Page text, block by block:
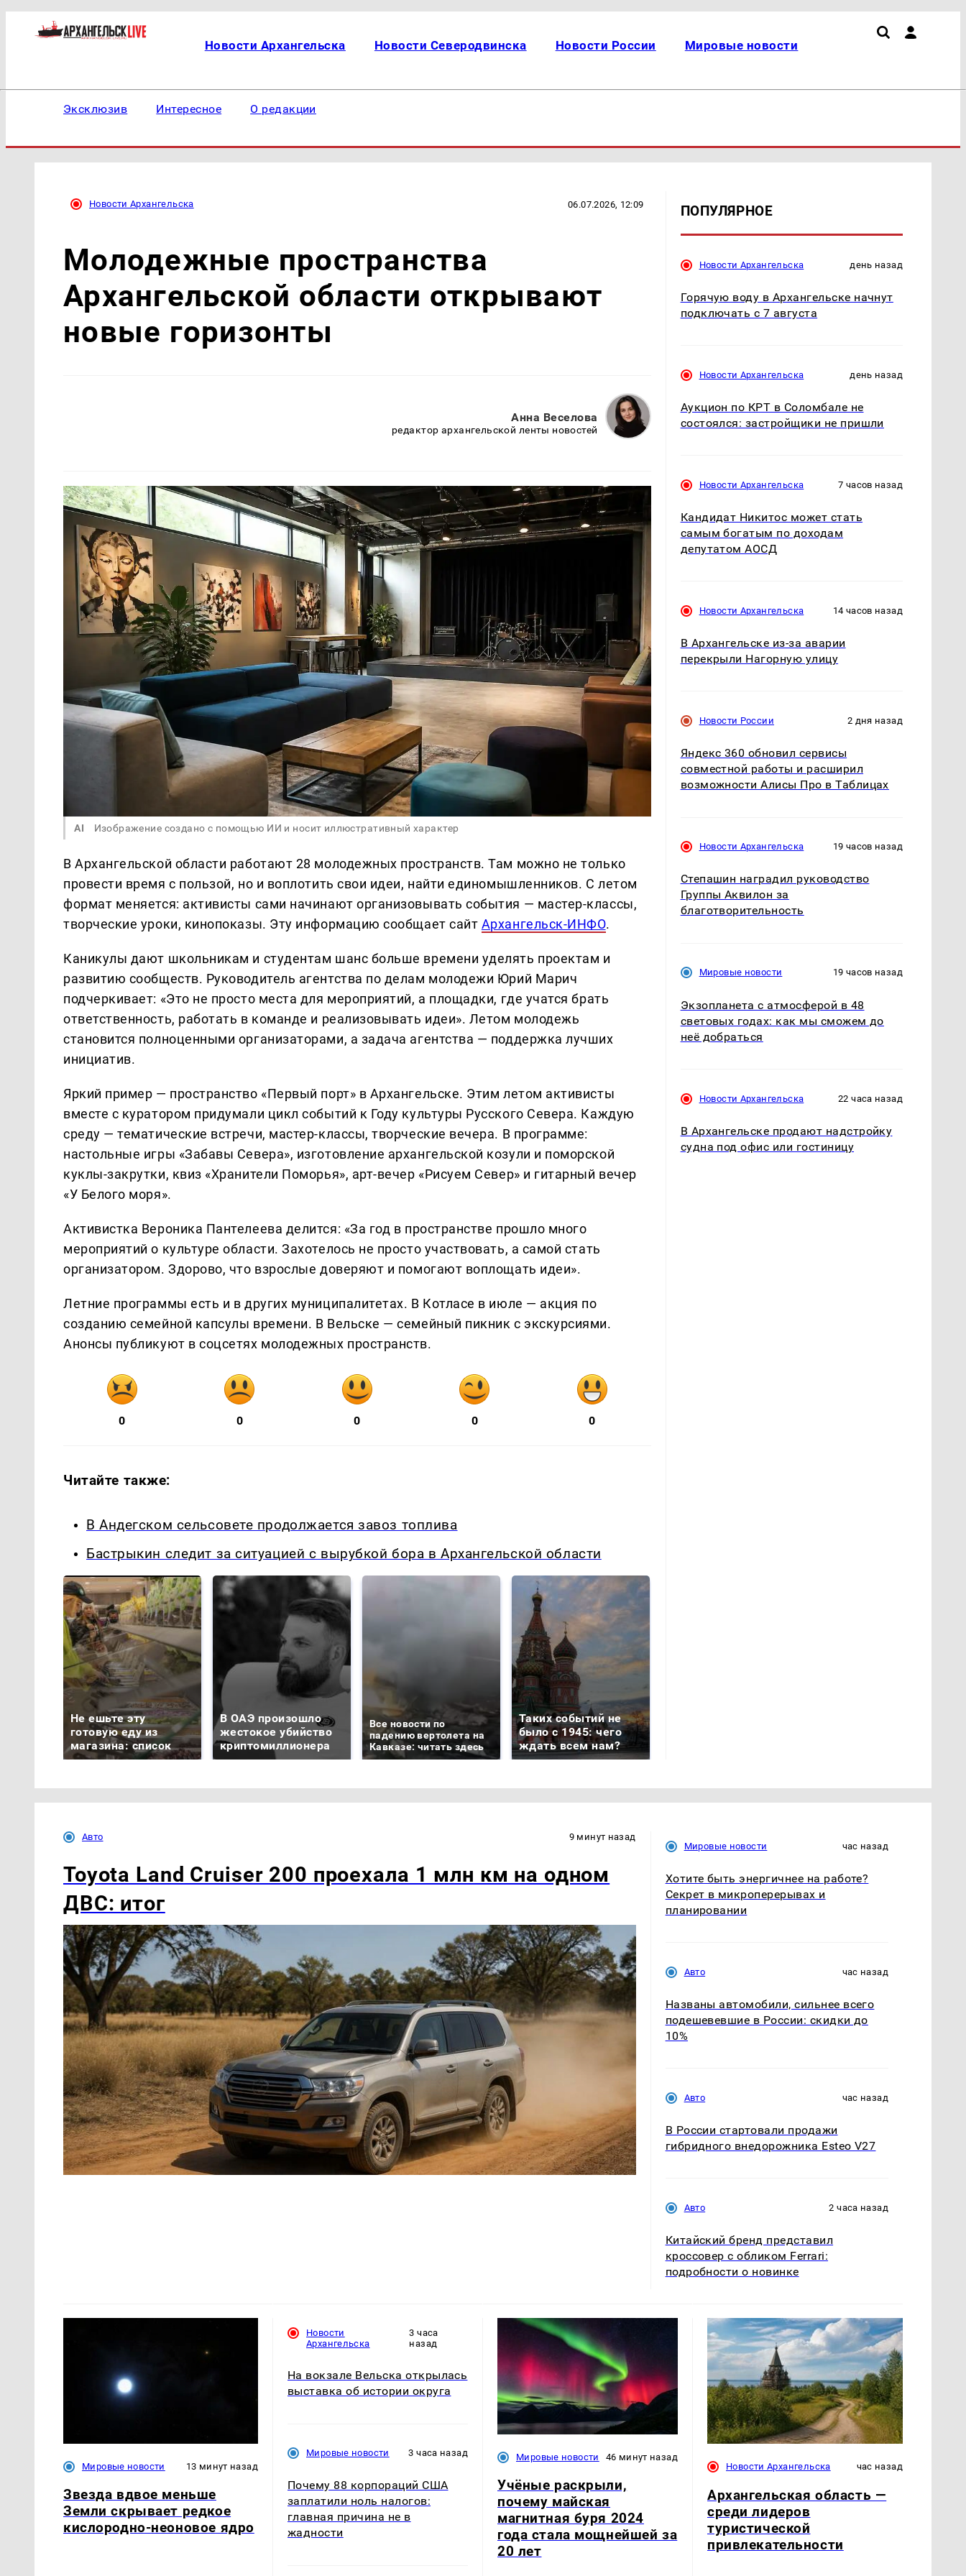
Новости Архангельска Новости Северодвинска Новости России Мировые новости
Эксклюзив Интересное О редакции
Новости Архангельска 06.07.2026, 12:09
Молодежные пространства
Архангельской области открывают
новые горизонты
Анна Веселова
редактор архангельской ленты новостей
AI Изображение создано с помощью ИИ и носит иллюстративный характер
В Архангельской области работают 28 молодежных пространств. Там можно не только
провести время с пользой, но и воплотить свои идеи, найти единомышленников. С летом
формат меняется: активисты сами начинают организовывать события — мастер-классы,
творческие уроки, кинопоказы. Эту информацию сообщает сайт Архангельск-ИНФО.
Каникулы дают школьникам и студентам шанс больше времени уделять проектам и
развитию сообществ. Руководитель агентства по делам молодежи Юрий Марич
подчеркивает: «Это не просто места для мероприятий, а площадки, где учатся брать
ответственность, работать в команде и реализовывать идеи». Летом молодежь
становится полноценными организаторами, а задача агентства — поддержка лучших
инициатив.
Яркий пример — пространство «Первый порт» в Архангельске. Этим летом активисты
вместе с куратором придумали цикл событий к Году культуры Русского Севера. Каждую
среду — тематические встречи, мастер-классы, творческие вечера. В программе:
настольные игры «Забавы Севера», изготовление архангельской козули и поморской
куклы-закрутки, квиз «Хранители Поморья», арт-вечер «Рисуем Север» и гитарный вечер
«У Белого моря».
Активистка Вероника Пантелеева делится: «За год в пространстве прошло много
мероприятий о культуре области. Захотелось не просто участвовать, а самой стать
организатором. Здорово, что взрослые доверяют и помогают воплощать идеи».
Летние программы есть и в других муниципалитетах. В Котласе в июле — акция по
созданию семейной капсулы времени. В Вельске — семейный пикник с экскурсиями.
Анонсы публикуют в соцсетях молодежных пространств.
0 0 0 0 0
Читайте также:
В Андегском сельсовете продолжается завоз топлива
Бастрыкин следит за ситуацией с вырубкой бора в Архангельской области
Не ешьте эту
готовую еду из
магазина: список
В ОАЭ произошло
жестокое убийство
криптомиллионера
Все новости по
падению вертолета на
Кавказе: читать здесь
Таких событий не
было с 1945: чего
ждать всем нам?
ПОПУЛЯРНОЕ
Новости Архангельска день назад
Горячую воду в Архангельске начнут
подключать с 7 августа
Новости Архангельска день назад
Аукцион по КРТ в Соломбале не
состоялся: застройщики не пришли
Новости Архангельска 7 часов назад
Кандидат Никитос может стать
самым богатым по доходам
депутатом АОСД
Новости Архангельска 14 часов назад
В Архангельске из-за аварии
перекрыли Нагорную улицу
Новости России 2 дня назад
Яндекс 360 обновил сервисы
совместной работы и расширил
возможности Алисы Про в Таблицах
Новости Архангельска 19 часов назад
Степашин наградил руководство
Группы Аквилон за
благотворительность
Мировые новости 19 часов назад
Экзопланета с атмосферой в 48
световых годах: как мы сможем до
неё добраться
Новости Архангельска 22 часа назад
В Архангельске продают надстройку
судна под офис или гостиницу
Авто 9 минут назад
Toyota Land Cruiser 200 проехала 1 млн км на одном
ДВС: итог
Мировые новости час назад
Хотите быть энергичнее на работе?
Секрет в микроперерывах и
планировании
Авто час назад
Названы автомобили, сильнее всего
подешевевшие в России: скидки до
10%
Авто час назад
В России стартовали продажи
гибридного внедорожника Esteo V27
Авто 2 часа назад
Китайский бренд представил
кроссовер с обликом Ferrari:
подробности о новинке
Мировые новости 13 минут назад
Звезда вдвое меньше
Земли скрывает редкое
кислородно-неоновое ядро
Новости
Архангельска
3 часа
назад
На вокзале Вельска открылась
выставка об истории округа
Мировые новости 3 часа назад
Почему 88 корпораций США
заплатили ноль налогов:
главная причина не в
жадности
Мировые новости 46 минут назад
Учёные раскрыли,
почему майская
магнитная буря 2024
года стала мощнейшей за
20 лет
Новости Архангельска час назад
Архангельская область —
среди лидеров
туристической
привлекательности